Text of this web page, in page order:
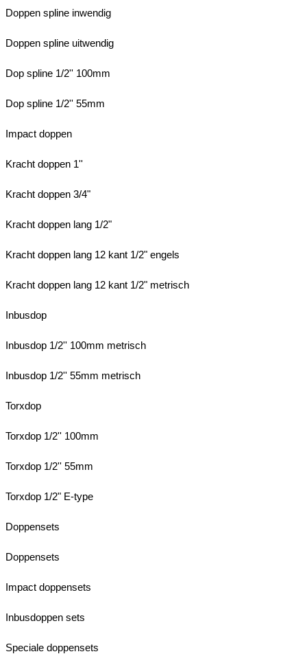
Doppen spline inwendig
Doppen spline uitwendig
Dop spline 1/2'' 100mm
Dop spline 1/2'' 55mm
Impact doppen
Kracht doppen 1''
Kracht doppen 3/4"
Kracht doppen lang 1/2"
Kracht doppen lang 12 kant 1/2" engels
Kracht doppen lang 12 kant 1/2" metrisch
Inbusdop
Inbusdop 1/2'' 100mm metrisch
Inbusdop 1/2'' 55mm metrisch
Torxdop
Torxdop 1/2'' 100mm
Torxdop 1/2'' 55mm
Torxdop 1/2" E-type
Doppensets
Doppensets
Impact doppensets
Inbusdoppen sets
Speciale doppensets